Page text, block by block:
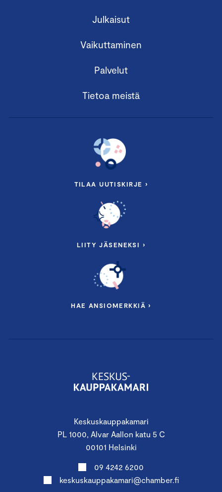
Keskuskauppakamari
PL 1000, Alvar Aallon katu 5 C
00101 Helsinki
09 4242 6200
keskuskauppakamari@chamber.fi
Julkaisut
Vaikuttaminen
Palvelut
Tietoa meistä
TILAA UUTISKIRJE ›
LIITY JÄSENEKSI ›
HAE ANSIOMERKKIÄ ›